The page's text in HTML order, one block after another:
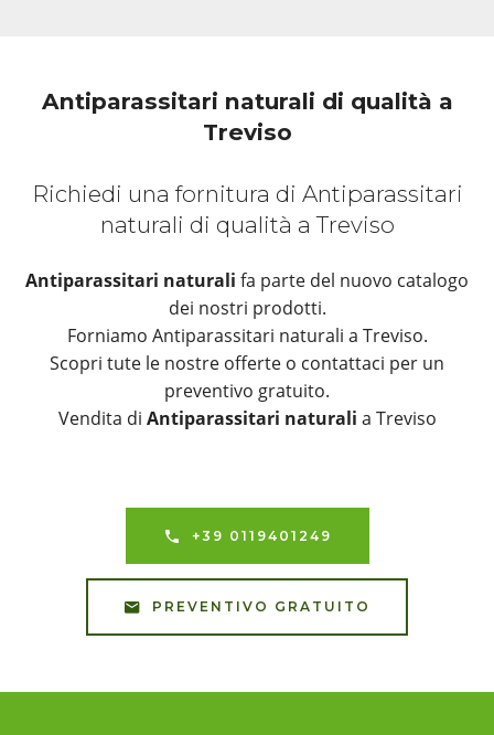
Antiparassitari naturali di qualità a
Treviso
Richiedi una fornitura di Antiparassitari
naturali di qualità a Treviso
Antiparassitari naturali fa parte del nuovo catalogo
dei nostri prodotti.
Forniamo Antiparassitari naturali a Treviso.
Scopri tute le nostre offerte o contattaci per un
preventivo gratuito.
Vendita di Antiparassitari naturali a Treviso
+39 0119401249
PREVENTIVO GRATUITO